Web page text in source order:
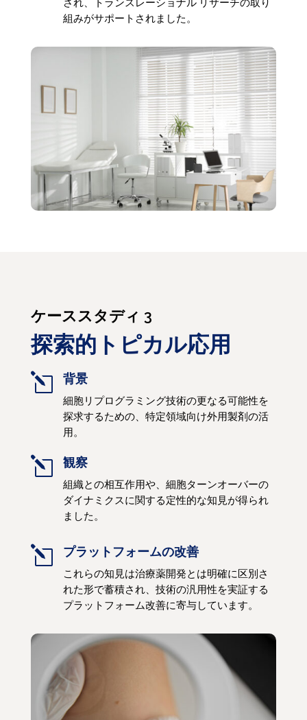
組みがサポートされました。
ケーススタディ 3
探索的トピカル応用
l 背景
細胞リプログラミング技術の更なる可能性を
探求するための、特定領域向け外用製剤の活
用。
l 観察
組織との相互作用や、細胞ターンオーバーの
ダイナミクスに関する定性的な知見が得られ
ました。
l プラットフォームの改善
これらの知見は治療薬開発とは明確に区別さ
れた形で蓄積され、技術の汎用性を実証する
プラットフォーム改善に寄与しています。